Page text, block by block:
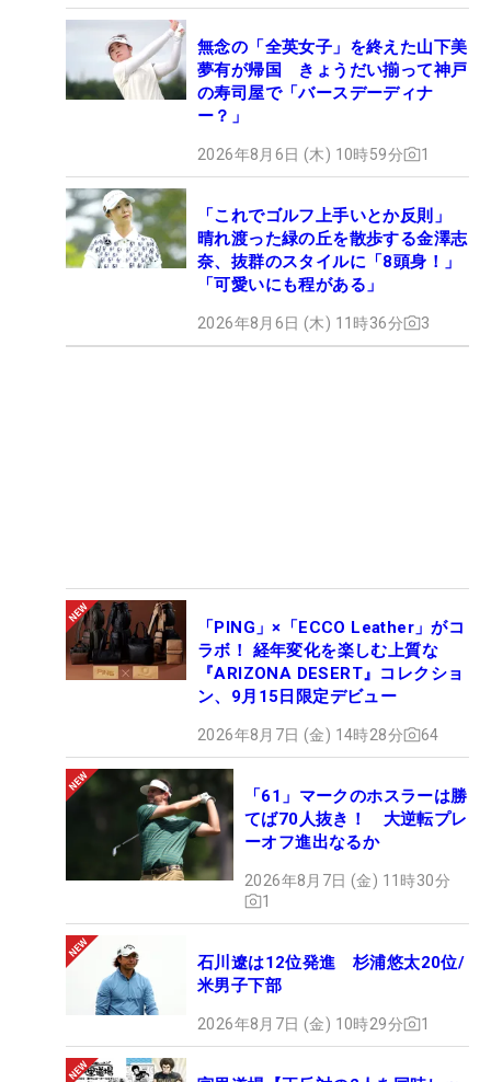
無念の「全英女子」を終えた山下美
夢有が帰国 きょうだい揃って神戸
の寿司屋で「バースデーディナ
ー？」
2026年8月6日 (木) 10時59分 1
「これでゴルフ上手いとか反則」
晴れ渡った緑の丘を散歩する金澤志
奈、抜群のスタイルに「8頭身！」
「可愛いにも程がある」
2026年8月6日 (木) 11時36分 3
「PING」×「ECCO Leather」がコ
ラボ！ 経年変化を楽しむ上質な
『ARIZONA DESERT』コレクショ
ン、9月15日限定デビュー
2026年8月7日 (金) 14時28分 64
「61」マークのホスラーは勝
てば70人抜き！ 大逆転プレ
ーオフ進出なるか
2026年8月7日 (金) 11時30分
1
石川遼は12位発進 杉浦悠太20位/
米男子下部
2026年8月7日 (金) 10時29分 1